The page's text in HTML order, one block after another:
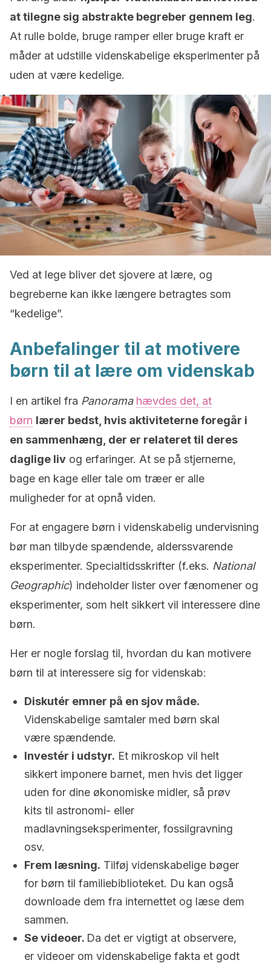
at tilegne sig abstrakte begreber gennem leg.
At rulle bolde, bruge ramper eller bruge kraft er
måder at udstille videnskabelige eksperimenter på
uden at være kedelige.
Ved at lege bliver det sjovere at lære, og
begreberne kan ikke længere betragtes som
“kedelige”.
Anbefalinger til at motivere
børn til at lære om videnskab
I en artikel fra Panorama hævdes det, at
børn lærer bedst, hvis aktiviteterne foregår i
en sammenhæng, der er relateret til deres
daglige liv og erfaringer. At se på stjernerne,
bage en kage eller tale om træer er alle
muligheder for at opnå viden.
For at engagere børn i videnskabelig undervisning
bør man tilbyde spændende, alderssvarende
eksperimenter. Specialtidsskrifter (f.eks. National
Geographic) indeholder lister over fænomener og
eksperimenter, som helt sikkert vil interessere dine
børn.
Her er nogle forslag til, hvordan du kan motivere
børn til at interessere sig for videnskab:
Diskutér emner på en sjov måde.
Videnskabelige samtaler med børn skal
være spændende.
Investér i udstyr. Et mikroskop vil helt
sikkert imponere barnet, men hvis det ligger
uden for dine økonomiske midler, så prøv
kits til astronomi- eller
madlavningseksperimenter, fossilgravning
osv.
Frem læsning. Tilføj videnskabelige bøger
for børn til familiebiblioteket. Du kan også
downloade dem fra internettet og læse dem
sammen.
Se videoer. Da det er vigtigt at observere,
er videoer om videnskabelige fakta et godt